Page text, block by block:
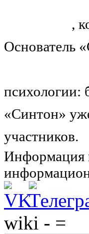
,
Основатель
психологии:
«Синтон»
участников.
Информация
wiki - =